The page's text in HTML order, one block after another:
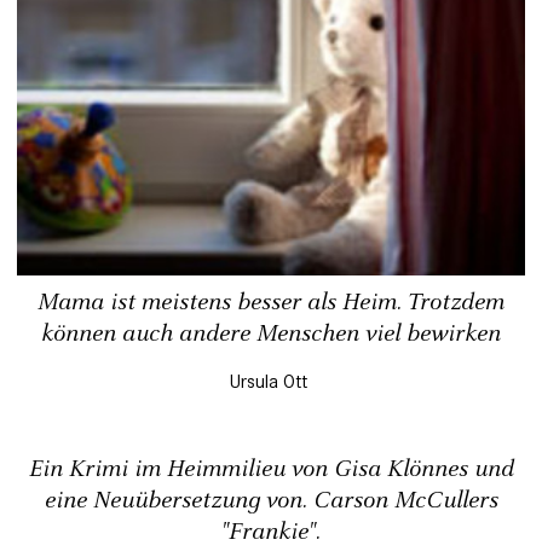
Mama ist meistens besser als Heim. Trotzdem
können auch andere Menschen viel bewirken
Ursula Ott
Ein Krimi im Heimmilieu von Gisa Klönnes und
eine Neuübersetzung von. Carson McCullers
"Frankie".